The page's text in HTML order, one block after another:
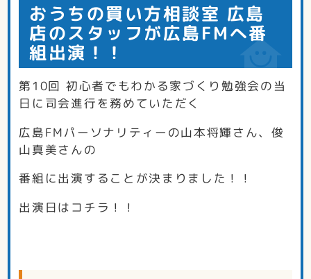
おうちの買い方相談室 広島
店のスタッフが広島FMへ番
組出演！！
第10回 初心者でもわかる家づくり勉強会の当
日に司会進行を務めていただく
広島FMパーソナリティーの山本将輝さん、俊
山真美さんの
番組に出演することが決まりました！！
出演日はコチラ！！